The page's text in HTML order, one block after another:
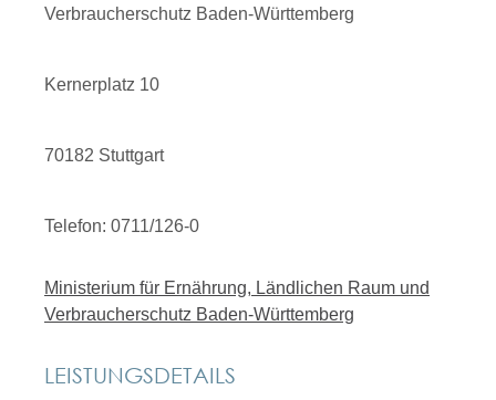
Verbraucherschutz Baden-Württemberg
Kernerplatz 10
70182 Stuttgart
Telefon: 0711/126-0
Ministerium für Ernährung, Ländlichen Raum und
Verbraucherschutz Baden-Württemberg
LEISTUNGSDETAILS